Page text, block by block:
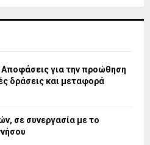
Αποφάσεις για την προώθηση
δράσεις και μεταφορά
σε συνεργασία με το